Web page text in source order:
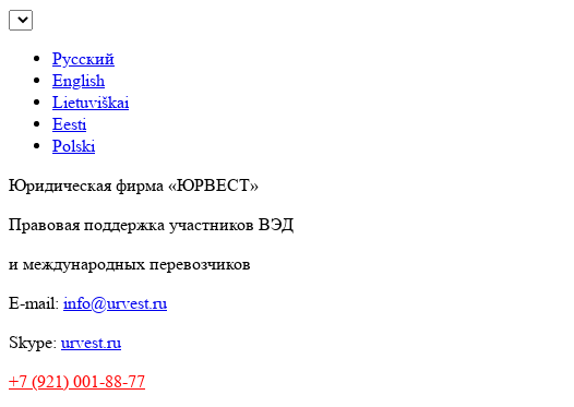
Русский
English
Lietuviškai
Eesti
Polski
Юридическая фирма «ЮРВЕСТ»
Правовая поддержка участников ВЭД
и международных перевозчиков
E-mail: info@urvest.ru
Skype: urvest.ru
+7 (921) 001-88-77